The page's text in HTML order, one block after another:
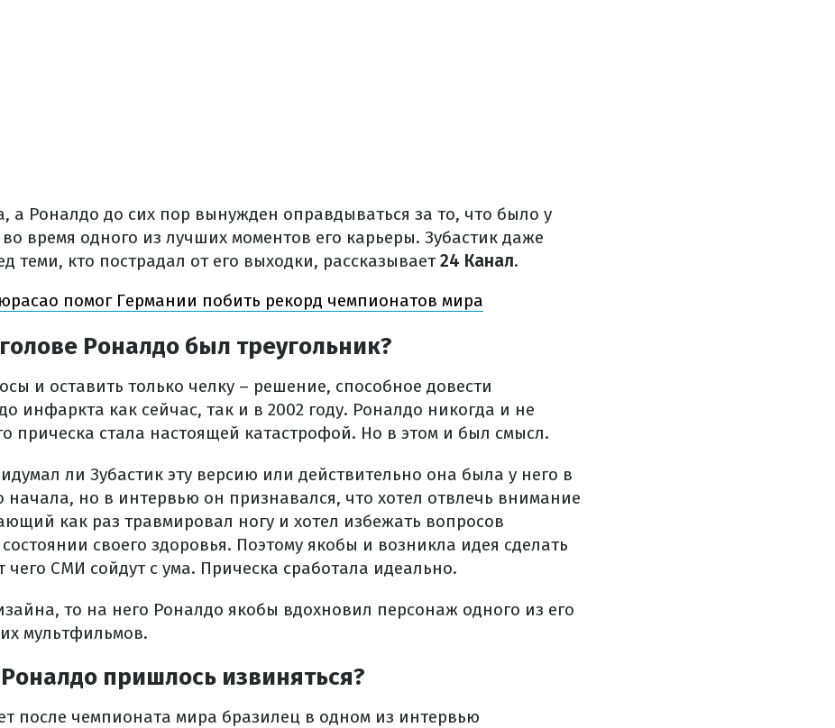
а Роналдо до сих пор вынужден оправдываться за то, что было у
во время одного из лучших моментов его карьеры. Зубастик даже
теми, кто пострадал от его выходки, рассказывает24 Канал.
помог Германии побить рекорд чемпионатов мира
Роналдо был треугольник?
и оставить только челку – решение, способное довести
инфаркта как сейчас, так и в 2002 году. Роналдо никогда и не
прическа стала настоящей катастрофой. Но в этом и был смысл.
ли Зубастик эту версию или действительно она была у него в
начала, но в интервью он признавался, что хотел отвлечь внимание
как раз травмировал ногу и хотел избежать вопросов
своего здоровья. Поэтому якобы и возникла идея сделать
чего СМИ сойдут с ума. Прическа сработала идеально.
то на него Роналдо якобы вдохновил персонаж одного из его
мультфильмов.
пришлось извиняться?
после чемпионата мира бразилец в одном из интервью